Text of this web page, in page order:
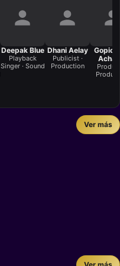
Deepak Blue
Playback
Singer · Sound
Dhani Aelay
Publicist ·
Production
Ver más